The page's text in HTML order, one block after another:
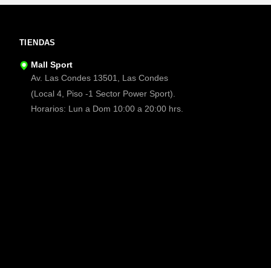
TIENDAS
Mall Sport
Av. Las Condes 13501, Las Condes
(Local 4, Piso -1 Sector Power Sport).
Horarios: Lun a Dom 10:00 a 20:00 hrs.